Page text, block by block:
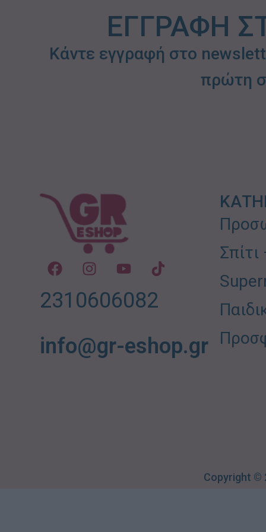
ΕΓΓΡΑΦΗ
Κάντε εγγραφή στο
πρώτη
2310606082
info@gr-eshop.gr
Copyright ©